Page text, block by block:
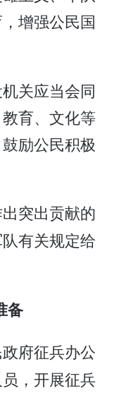
增强公民国
关应当会同
育、文化等
励公民积极
突出贡献的
有关规定给
备
府征兵办公
，开展征兵